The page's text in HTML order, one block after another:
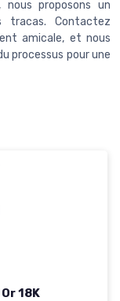
proposons un
tracas. Contactez
amicale, et nous
processus pour une
18K